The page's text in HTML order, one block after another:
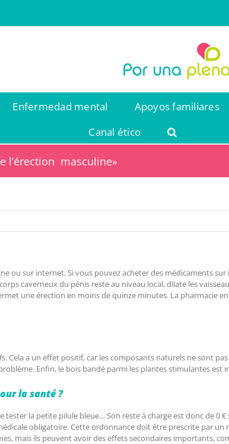
Enfermedad mental Apoyos familiares
Canal ético
l’érection masculine»
ou sur internet. Si vous pouvez acheter des médicaments
caverneux du pénis reste au niveau local, dilate les
une érection en moins de quinze minutes. La pharmacie
a un effet positif, car les composants naturels ne sont
Enfin, le bois bandé parmi les plantes stimulantes est
la santé ?
la petite pilule bleue… Son reste à charge est donc de 0
obligatoire. Cette ordonnance doit être prescrite par
mais ils peuvent avoir des effets secondaires importants,